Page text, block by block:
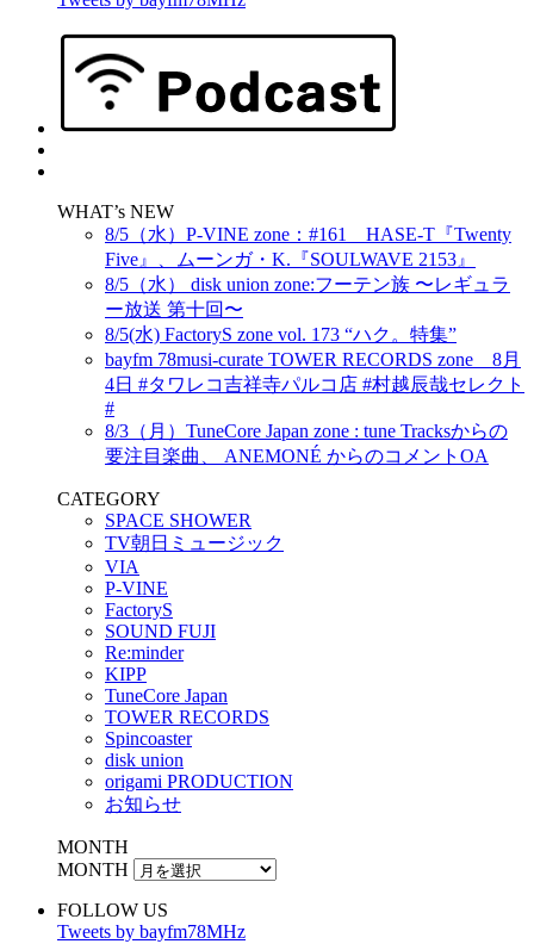
WHAT’s NEW
8/5（水）P-VINE zone：#161 HASE-T『Twenty
Five』、ムーンガ・K.『SOULWAVE 2153』
8/5（水） disk union zone:フーテン族 〜レギュラ
ー放送 第十回〜
8/5(水) FactoryS zone vol. 173 “ハク。特集”
bayfm 78musi-curate TOWER RECORDS zone 8月
4日 #タワレコ吉祥寺パルコ店 #村越辰哉セレクト
#
8/3（月）TuneCore Japan zone : tune Tracksからの
要注目楽曲、 ANEMONÉ からのコメントOA
CATEGORY
SPACE SHOWER
TV朝日ミュージック
VIA
P-VINE
FactoryS
SOUND FUJI
Re:minder
KIPP
TuneCore Japan
TOWER RECORDS
Spincoaster
disk union
origami PRODUCTION
お知らせ
MONTH
MONTH
FOLLOW US
Tweets by bayfm78MHz